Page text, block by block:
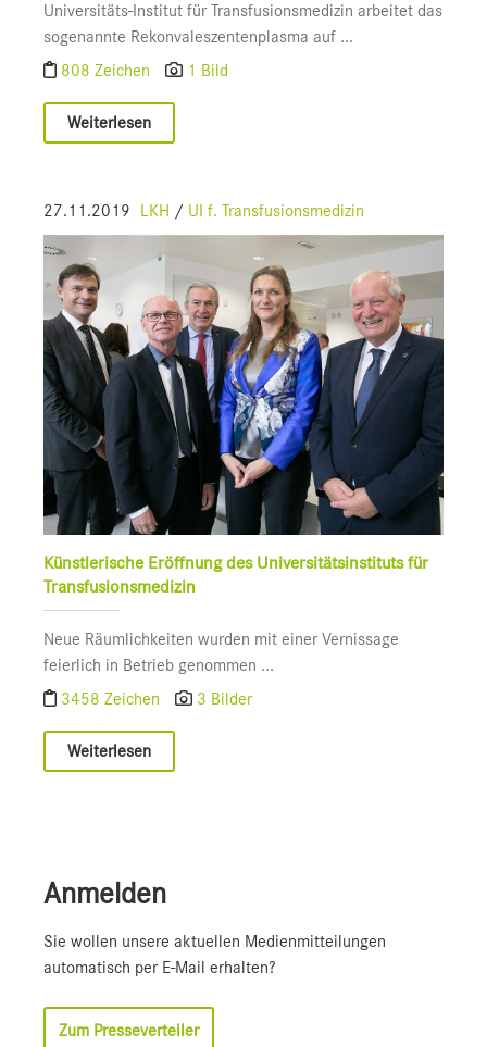
Universitäts-Institut für Transfusionsmedizin arbeitet das
sogenannte Rekonvaleszentenplasma auf ...
808 Zeichen
1 Bild
Weiterlesen
27.11.2019 LKH / UI f. Transfusionsmedizin
Künstlerische Eröffnung des Universitätsinstituts für
Transfusionsmedizin
Neue Räumlichkeiten wurden mit einer Vernissage
feierlich in Betrieb genommen ...
3458 Zeichen
3 Bilder
Weiterlesen
Anmelden
Sie wollen unsere aktuellen Medienmitteilungen
automatisch per E-Mail erhalten?
Zum Presseverteiler